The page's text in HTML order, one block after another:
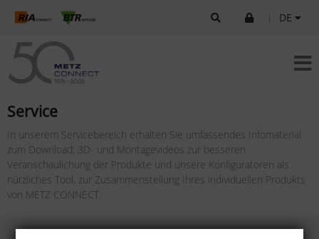
DE
Service
In unserem Servicebereich erhalten Sie umfassendes Infomaterial
zum Download; 3D- und Montagevideos zur besseren
Veranschaulichung der Produkte und unsere Konfiguratoren als
nützliches Tool, zur Zusammenstellung Ihres individuellen Produkts
von METZ CONNECT.